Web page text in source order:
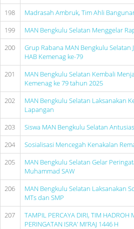
198
Madrasah Ambruk, Tim Ahli
199
MAN Bengkulu Selatan Menggelar
200
Grup Rabana MAN Bengkulu
HAB Kemenag ke-79
201
MAN Bengkulu Selatan Kembali
Kemenag ke 79 tahun 2025
202
MAN Bengkulu Selatan Laksanakan
Lapangan
203
Siswa MAN Bengkulu Selatan
204
Sosialisasi Mencegah Kenakalan
205
MAN Bengkulu Selatan Gelar
Muhammad SAW
206
MAN Bengkulu Selatan Laksanakan
MTs dan SMP
207
TAMPIL PERCAYA DIRI, TIM HADROH
PERINGATAN ISRA’ MI’RAJ 1446 H